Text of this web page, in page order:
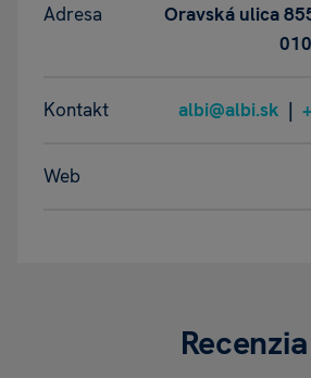
Adresa
Oravská ulica
Kontakt albi@albi.sk |
Web
Recenzia